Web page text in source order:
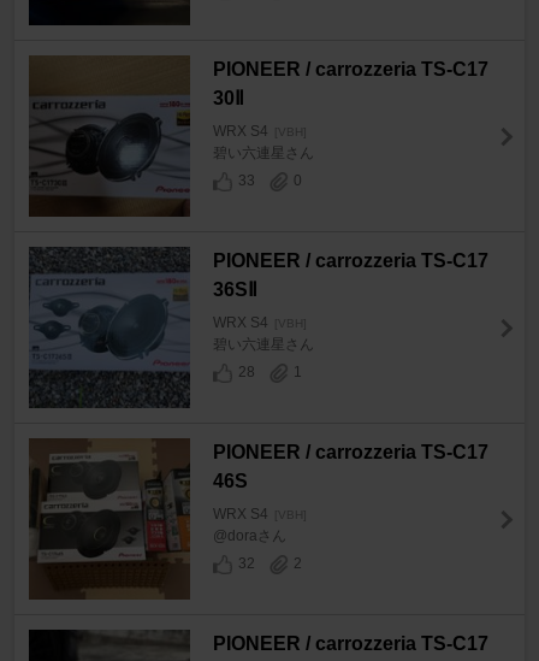
PIONEER / carrozzeria TS-C17
30Ⅱ
WRX S4 [VBH]
碧い六連星さん
33
0
PIONEER / carrozzeria TS-C17
36SⅡ
WRX S4 [VBH]
碧い六連星さん
28
1
PIONEER / carrozzeria TS-C17
46S
WRX S4 [VBH]
@doraさん
32
2
PIONEER / carrozzeria TS-C17